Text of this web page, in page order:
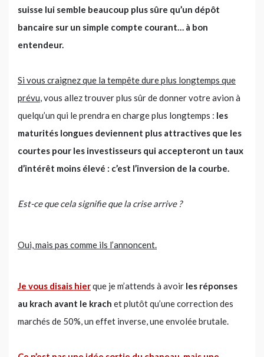
suisse lui semble beaucoup plus sûre qu’un dépôt
bancaire sur un simple compte courant… à bon
entendeur.
Si vous craignez que la tempête dure plus longtemps que
prévu , vous allez trouver plus sûr de donner votre avion à
quelqu’un qui le prendra en charge plus longtemps : les
maturités longues deviennent plus attractives que les
courtes pour les investisseurs qui accepteront un taux
d’intérêt moins élevé : c’est l’inversion de la courbe.
Est-ce que cela signifie que la crise arrive ?
Oui, mais pas comme ils l’annoncent.
Je vous disais hierque je m’attends à avoir les réponses
au krach avant le krach et plutôt qu’une correction des
marchés de 50%, un effet inverse, une envolée brutale.